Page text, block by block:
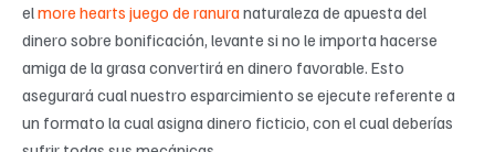
elmore hearts juego de ranuranaturaleza de apuesta del
dinero sobre bonificación, levante si no le importa hacerse
amiga de la grasa convertirá en dinero favorable. Esto
asegurará cual nuestro esparcimiento se ejecute referente a
un formato la cual asigna dinero ficticio, con el cual deberías